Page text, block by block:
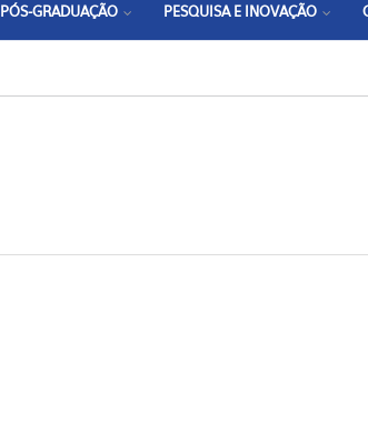
PÓS-GRADUAÇÃO PESQUISA E INOVAÇÃO